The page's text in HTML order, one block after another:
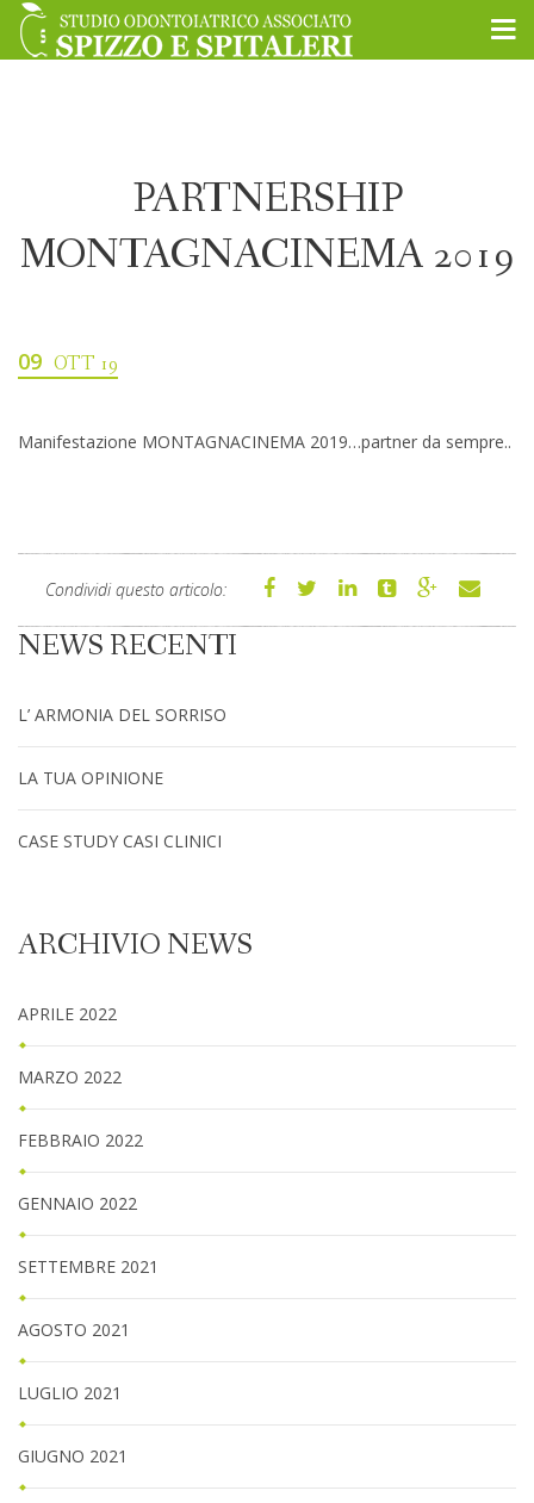
PARTNERSHIP
MONTAGNACINEMA 2019
09 OTT 19
Manifestazione MONTAGNACINEMA 2019…partner da sempre..
Condividi questo articolo:
NEWS RECENTI
L’ ARMONIA DEL SORRISO
LA TUA OPINIONE
CASE STUDY CASI CLINICI
ARCHIVIO NEWS
APRILE 2022
MARZO 2022
FEBBRAIO 2022
GENNAIO 2022
SETTEMBRE 2021
AGOSTO 2021
LUGLIO 2021
GIUGNO 2021